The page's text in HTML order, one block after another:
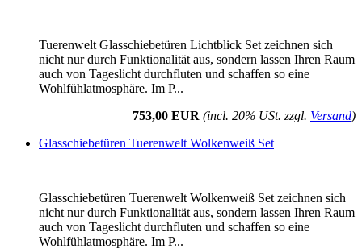
Tuerenwelt Glasschiebetüren Lichtblick Set zeichnen sich
nicht nur durch Funktionalität aus, sondern lassen Ihren Raum
auch von Tageslicht durchfluten und schaffen so eine
Wohlfühlatmosphäre. Im P...
753,00 EUR (incl. 20% USt. zzgl. Versand)
Glasschiebetüren Tuerenwelt Wolkenweiß Set
Glasschiebetüren Tuerenwelt Wolkenweiß Set zeichnen sich
nicht nur durch Funktionalität aus, sondern lassen Ihren Raum
auch von Tageslicht durchfluten und schaffen so eine
Wohlfühlatmosphäre. Im P...